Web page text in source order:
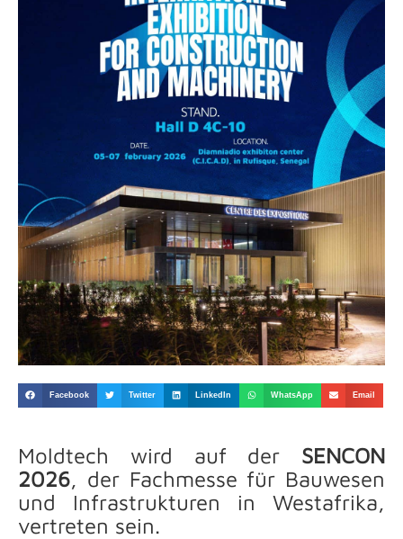
Facebook Twitter LinkedIn WhatsApp Email
Moldtech wird auf der SENCON
2026, der Fachmesse für Bauwesen
und Infrastrukturen in Westafrika,
vertreten sein.